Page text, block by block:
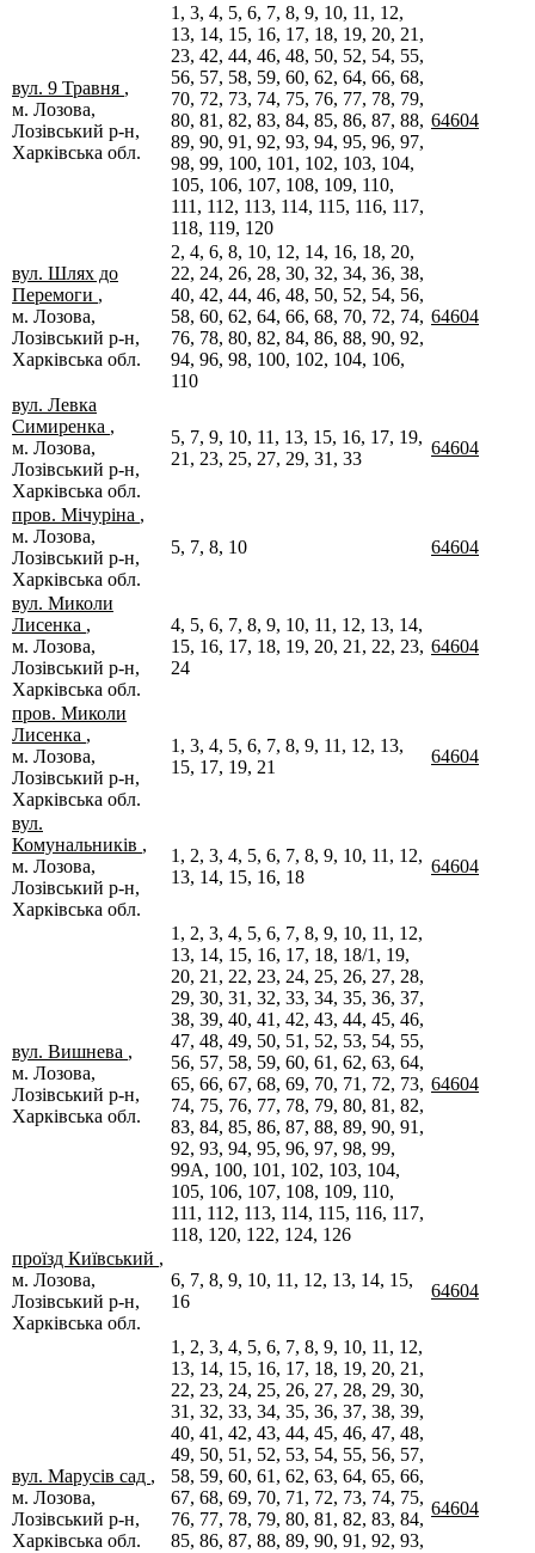
вул. 9 Травня ,
м. Лозова,
Лозівський р-н,
Харківська обл.
1, 3, 4, 5, 6, 7, 8, 9, 10, 11, 12,
13, 14, 15, 16, 17, 18, 19, 20, 21,
23, 42, 44, 46, 48, 50, 52, 54, 55,
56, 57, 58, 59, 60, 62, 64, 66, 68,
70, 72, 73, 74, 75, 76, 77, 78, 79,
80, 81, 82, 83, 84, 85, 86, 87, 88,
89, 90, 91, 92, 93, 94, 95, 96, 97,
98, 99, 100, 101, 102, 103, 104,
105, 106, 107, 108, 109, 110,
111, 112, 113, 114, 115, 116, 117,
118, 119, 120
64604
вул. Шлях до
Перемоги ,
м. Лозова,
Лозівський р-н,
Харківська обл.
2, 4, 6, 8, 10, 12, 14, 16, 18, 20,
22, 24, 26, 28, 30, 32, 34, 36, 38,
40, 42, 44, 46, 48, 50, 52, 54, 56,
58, 60, 62, 64, 66, 68, 70, 72, 74,
76, 78, 80, 82, 84, 86, 88, 90, 92,
94, 96, 98, 100, 102, 104, 106,
110
64604
вул. Левка
Симиренка ,
м. Лозова,
Лозівський р-н,
Харківська обл.
5, 7, 9, 10, 11, 13, 15, 16, 17, 19,
21, 23, 25, 27, 29, 31, 33
64604
пров. Мічуріна ,
м. Лозова,
Лозівський р-н,
Харківська обл.
5, 7, 8, 10 64604
вул. Миколи
Лисенка ,
м. Лозова,
Лозівський р-н,
Харківська обл.
4, 5, 6, 7, 8, 9, 10, 11, 12, 13, 14,
15, 16, 17, 18, 19, 20, 21, 22, 23,
24
64604
пров. Миколи
Лисенка ,
м. Лозова,
Лозівський р-н,
Харківська обл.
1, 3, 4, 5, 6, 7, 8, 9, 11, 12, 13,
15, 17, 19, 21
64604
вул.
Комунальників ,
м. Лозова,
Лозівський р-н,
Харківська обл.
1, 2, 3, 4, 5, 6, 7, 8, 9, 10, 11, 12,
13, 14, 15, 16, 18
64604
вул. Вишнева ,
м. Лозова,
Лозівський р-н,
Харківська обл.
1, 2, 3, 4, 5, 6, 7, 8, 9, 10, 11, 12,
13, 14, 15, 16, 17, 18, 18/1, 19,
20, 21, 22, 23, 24, 25, 26, 27, 28,
29, 30, 31, 32, 33, 34, 35, 36, 37,
38, 39, 40, 41, 42, 43, 44, 45, 46,
47, 48, 49, 50, 51, 52, 53, 54, 55,
56, 57, 58, 59, 60, 61, 62, 63, 64,
65, 66, 67, 68, 69, 70, 71, 72, 73,
74, 75, 76, 77, 78, 79, 80, 81, 82,
83, 84, 85, 86, 87, 88, 89, 90, 91,
92, 93, 94, 95, 96, 97, 98, 99,
99А, 100, 101, 102, 103, 104,
105, 106, 107, 108, 109, 110,
111, 112, 113, 114, 115, 116, 117,
118, 120, 122, 124, 126
64604
проїзд Київський ,
м. Лозова,
Лозівський р-н,
Харківська обл.
6, 7, 8, 9, 10, 11, 12, 13, 14, 15,
16
64604
вул. Марусів сад ,
м. Лозова,
Лозівський р-н,
Харківська обл.
1, 2, 3, 4, 5, 6, 7, 8, 9, 10, 11, 12,
13, 14, 15, 16, 17, 18, 19, 20, 21,
22, 23, 24, 25, 26, 27, 28, 29, 30,
31, 32, 33, 34, 35, 36, 37, 38, 39,
40, 41, 42, 43, 44, 45, 46, 47, 48,
49, 50, 51, 52, 53, 54, 55, 56, 57,
58, 59, 60, 61, 62, 63, 64, 65, 66,
67, 68, 69, 70, 71, 72, 73, 74, 75,
76, 77, 78, 79, 80, 81, 82, 83, 84,
85, 86, 87, 88, 89, 90, 91, 92, 93,
64604